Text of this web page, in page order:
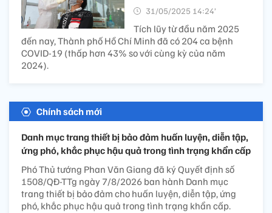
31/05/2025 14:24’
Tích lũy từ đầu năm 2025
đến nay, Thành phố Hồ Chí Minh đã có 204 ca bệnh
COVID-19 (thấp hơn 43% so với cùng kỳ của năm
2024).
Chính sách mới
Danh mục trang thiết bị bảo đảm huấn luyện, diễn tập,
ứng phó, khắc phục hậu quả trong tình trạng khẩn cấp
Phó Thủ tướng Phan Văn Giang đã ký Quyết định số
1508/QĐ-TTg ngày 7/8/2026 ban hành Danh mục
trang thiết bị bảo đảm cho huấn luyện, diễn tập, ứng
phó, khắc phục hậu quả trong tình trạng khẩn cấp.